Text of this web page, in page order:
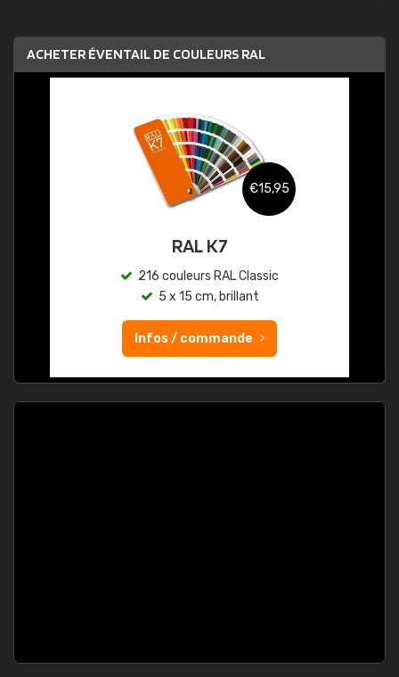
ACHETER ÉVENTAIL DE COULEURS RAL
€15,95
RAL K7
216 couleurs RAL Classic
5 x 15 cm, brillant
Infos / commande